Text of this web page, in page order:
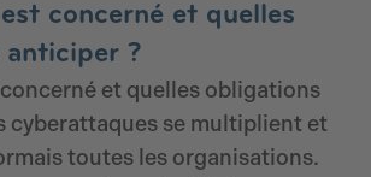
concerné et quelles
?
et quelles obligations
cyberattaques se multiplient et
toutes les organisations.